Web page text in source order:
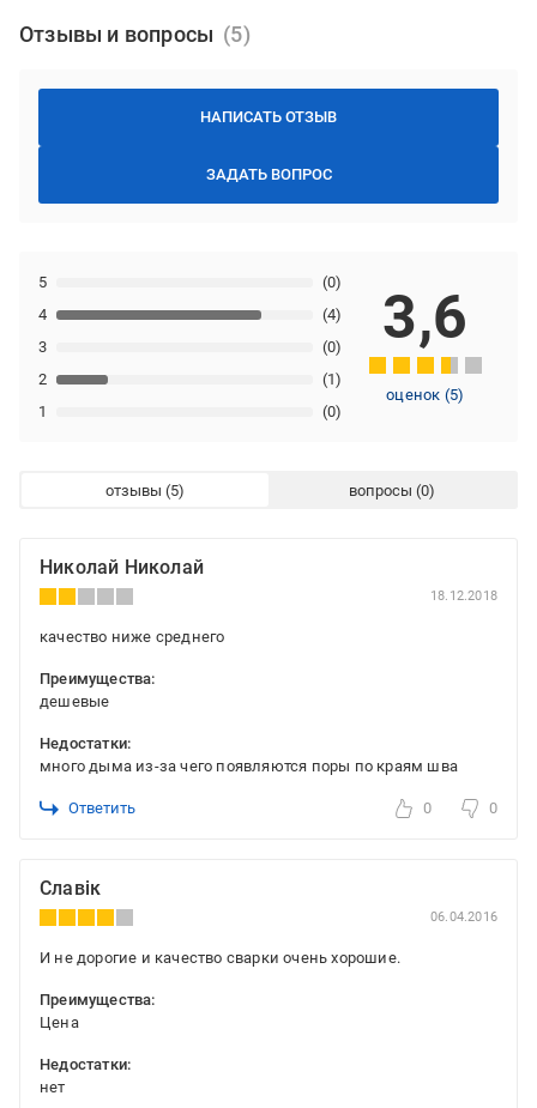
Отзывы и вопросы
НАПИСАТЬ ОТЗЫВ
ЗАДАТЬ ВОПРОС
1 (0)
2 (1)
3 (0)
4 (4)
5 (0)
3,6
оценок (5)
отзывы вопросы
Николай Николай
18.12.2018
качество ниже среднего
Преимущества:
дешевые
Недостатки:
много дыма из-за чего появляются поры по краям шва
Ответить 0 0
Славік
06.04.2016
И не дорогие и качество сварки очень хорошие.
Преимущества:
Цена
Недостатки:
нет